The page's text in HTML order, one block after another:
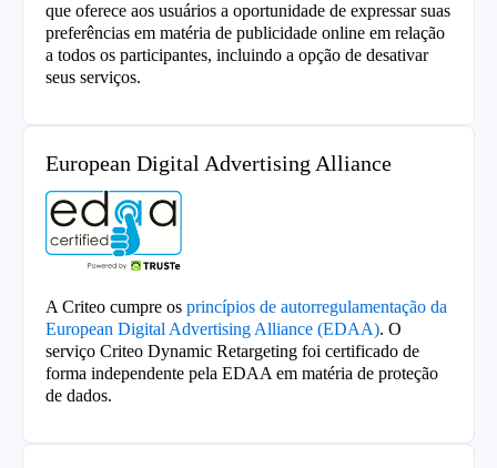
que oferece aos usuários a oportunidade de expressar suas
preferências em matéria de publicidade online em relação
a todos os participantes, incluindo a opção de desativar
seus serviços.
European Digital Advertising Alliance
A Criteo cumpre os princípios de autorregulamentação da
European Digital Advertising Alliance (EDAA). O
serviço Criteo Dynamic Retargeting foi certificado de
forma independente pela EDAA em matéria de proteção
de dados.